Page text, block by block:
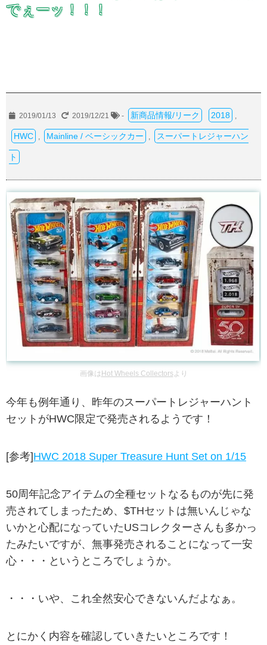
でぇーッ！！！
2019/01/13 2019/12/21 - 新商品情報/リーク 2018
HWC Mainline / ベーシックカー スーパートレジャーハン
ト
画像は Hot Wheels Collectors より
今年も例年通り、昨年のスーパートレジャーハント
セットがHWC限定で発売されるようです！
[参考]HWC 2018 Super Treasure Hunt Set on 1/15
50周年記念アイテムの全種セットなるものが先に発
売されてしまったため、$THセットは無いんじゃな
いかと心配になっていたUSコレクターさんも多かっ
たみたいですが、無事発売されることになって一安
心・・・というところでしょうか。
・・・いや、これ全然安心できないんだよなぁ。
とにかく内容を確認していきたいところです！